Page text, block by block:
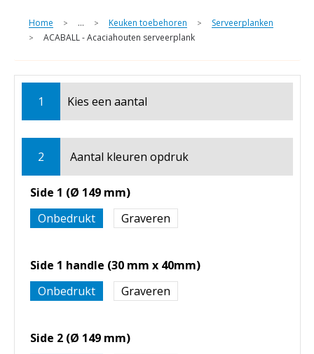
Home > ... > Keuken toebehoren > Serveerplanken
> ACABALL - Acaciahouten serveerplank
1 Kies een aantal
2 Aantal kleuren opdruk
Side 1 (Ø 149 mm)
Onbedrukt
Graveren
Side 1 handle (30 mm x 40mm)
Onbedrukt
Graveren
Side 2 (Ø 149 mm)